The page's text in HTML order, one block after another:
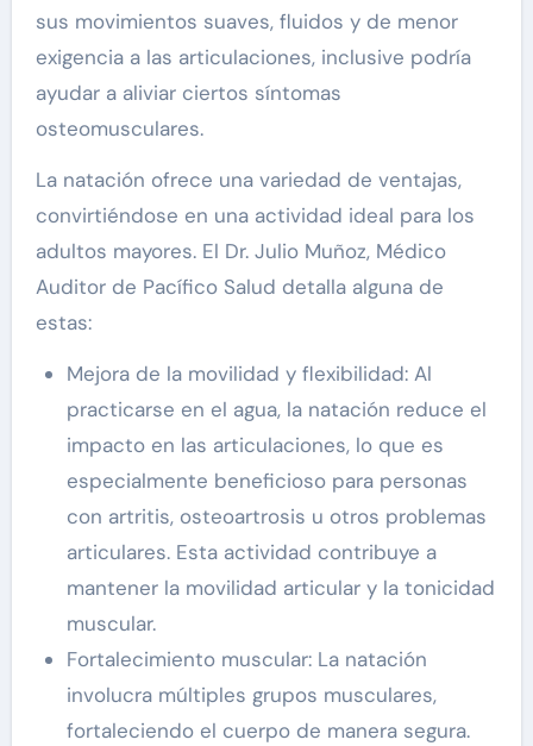
sus movimientos suaves, fluidos y de menor
exigencia a las articulaciones, inclusive podría
ayudar a aliviar ciertos síntomas
osteomusculares.
La natación ofrece una variedad de ventajas,
convirtiéndose en una actividad ideal para los
adultos mayores. El Dr. Julio Muñoz, Médico
Auditor de Pacífico Salud detalla alguna de
estas:
Mejora de la movilidad y flexibilidad: Al
practicarse en el agua, la natación reduce el
impacto en las articulaciones, lo que es
especialmente beneficioso para personas
con artritis, osteoartrosis u otros problemas
articulares. Esta actividad contribuye a
mantener la movilidad articular y la tonicidad
muscular.
Fortalecimiento muscular: La natación
involucra múltiples grupos musculares,
fortaleciendo el cuerpo de manera segura.